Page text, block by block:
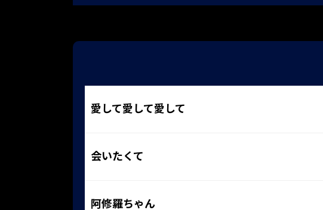
愛して愛して愛して
会いたくて
阿修羅ちゃん